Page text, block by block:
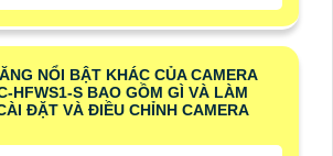
NỔI BẬT KHÁC CỦA CAMERA
HFWS1-S BAO GỒM GÌ VÀ LÀM
ĐẶT VÀ ĐIỀU CHỈNH CAMERA